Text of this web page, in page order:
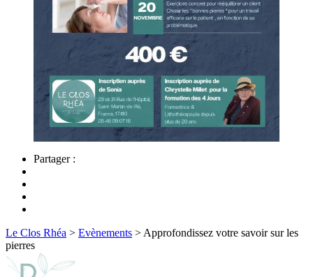
Partager :
Le Clos Rhéa > Evènements >Approfondissez votre savoir sur les
pierres